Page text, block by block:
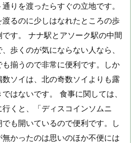
りを渡ったらすぐの立地です。
るのに少しはなれたところの歩
す。 ナナ駅とアソーク駅の中間
歩くのが気にならない人なら、
揃うので非常に便利です。しか
ソイは、北の奇数ソイよりも露
はないです。 食事に関しては、
くと、「ディスコインソムニ
も開いているので便利です。し
かったのは思いのほか不便には